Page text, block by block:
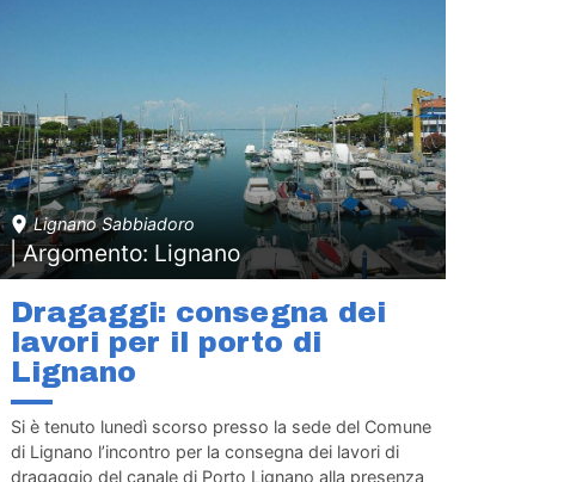
Lignano Sabbiadoro
| Argomento: Lignano
Dragaggi: consegna dei
lavori per il porto di
Lignano
Si è tenuto lunedì scorso presso la sede del Comune
di Lignano l’incontro per la consegna dei lavori di
dragaggio del canale di Porto Lignano alla presenza